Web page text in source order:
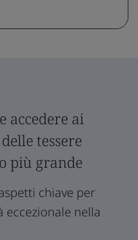
accedere ai
tessere
più grande
chiave per
nella